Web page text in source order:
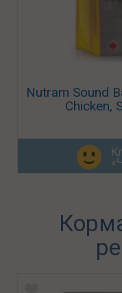
Nutram Sound
Chicken,